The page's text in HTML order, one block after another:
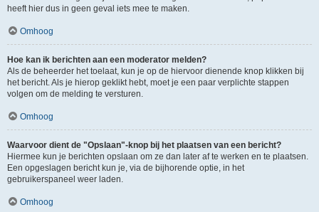
heeft hier dus in geen geval iets mee te maken.
Omhoog
Hoe kan ik berichten aan een moderator melden?
Als de beheerder het toelaat, kun je op de hiervoor dienende knop klikken bij
het bericht. Als je hierop geklikt hebt, moet je een paar verplichte stappen
volgen om de melding te versturen.
Omhoog
Waarvoor dient de "Opslaan"-knop bij het plaatsen van een bericht?
Hiermee kun je berichten opslaan om ze dan later af te werken en te plaatsen.
Een opgeslagen bericht kun je, via de bijhorende optie, in het
gebruikerspaneel weer laden.
Omhoog